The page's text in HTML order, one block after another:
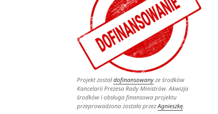
Projekt zostałdofinansowanyze środków
Kancelarii Prezesa Rady Ministrów. Akwizja
środków i obsługa finansowa projektu
przeprowadzona została przezAgnieszkę.